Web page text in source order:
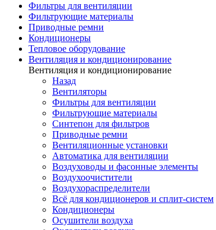
Фильтры для вентиляции
Фильтрующие материалы
Приводные ремни
Кондиционеры
Тепловое оборудование
Вентиляция и кондиционирование
Вентиляция и кондиционирование
Назад
Вентиляторы
Фильтры для вентиляции
Фильтрующие материалы
Синтепон для фильтров
Приводные ремни
Вентиляционные установки
Автоматика для вентиляции
Воздуховоды и фасонные элементы
Воздухоочистители
Воздухораспределители
Всё для кондиционеров и сплит-систем
Кондиционеры
Осушители воздуха